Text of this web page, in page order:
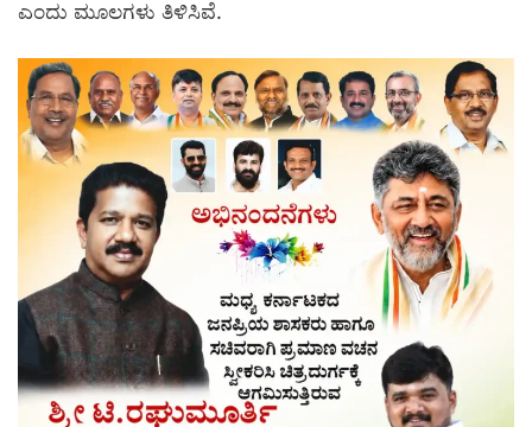
ಎಂದು ಮೂಲಗಳು ತಿಳಿಸಿವೆ.